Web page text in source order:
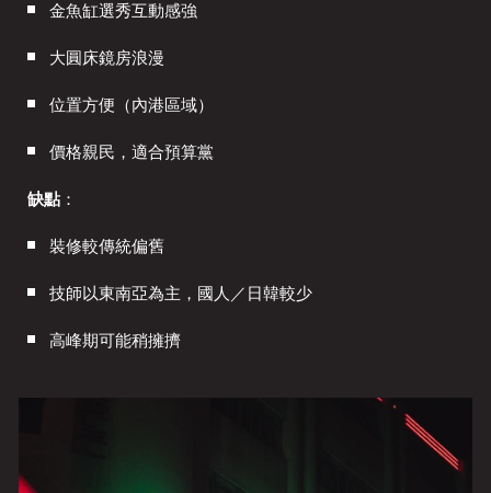
金魚缸選秀互動感強
大圓床鏡房浪漫
位置方便（內港區域）
價格親民，適合預算黨
缺點 ：
裝修較傳統偏舊
技師以東南亞為主，國人／日韓較少
高峰期可能稍擁擠